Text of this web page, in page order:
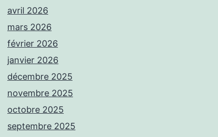
avril 2026
mars 2026
février 2026
janvier 2026
décembre 2025
novembre 2025
octobre 2025
septembre 2025